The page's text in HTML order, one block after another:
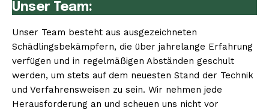
Unser Team:
Unser Team besteht aus ausgezeichneten
Schädlingsbekämpfern, die über jahrelange Erfahrung
verfügen und in regelmäßigen Abständen geschult
werden, um stets auf dem neuesten Stand der Technik
und Verfahrensweisen zu sein. Wir nehmen jede
Herausforderung an und scheuen uns nicht vor